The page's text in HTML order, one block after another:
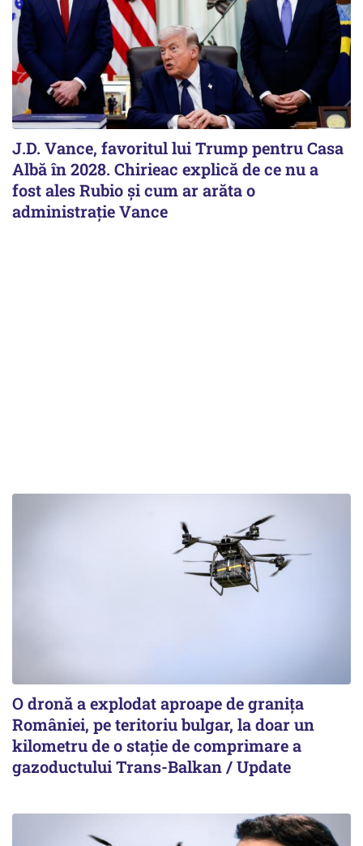
J.D. Vance, favoritul lui Trump pentru Casa
Albă în 2028. Chirieac explică de ce nu a
fost ales Rubio și cum ar arăta o
administrație Vance
O dronă a explodat aproape de granița
României, pe teritoriu bulgar, la doar un
kilometru de o stație de comprimare a
gazoductului Trans-Balkan / Update